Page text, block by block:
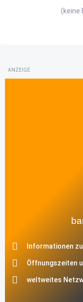
(keine
ANZEIGE
Informationen
Öffnungszeiten
weltweites